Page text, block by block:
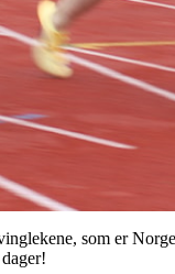
som er